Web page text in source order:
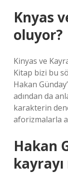
Knyas
oluyor?
Kinyas ve
Kitap bizi bu
Hakan
adından da
karakterin
aforizmalarla
Hakan
kayrayı